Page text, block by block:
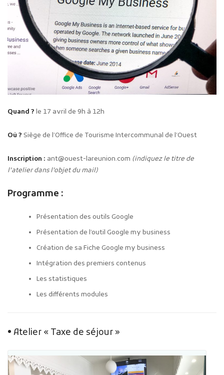
Quand ? le 17 avril de 9h à 12h
Où ? Siège de l’Office de Tourisme Intercommunal de l’Ouest
Inscription : ant@ouest-lareunion.com (indiquez le titre de
l’atelier dans l’objet du mail)
Programme :
Présentation des outils Google
Présentation de l’outil Google my business
Création de sa Fiche Google my business
Intégration des premiers contenus
Les statistiques
Les différents modules
• Atelier « Taxe de séjour »